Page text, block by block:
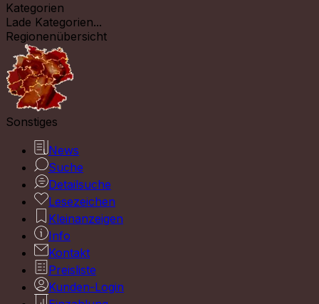
Kategorien
Lade Kategorien...
Regionenübersicht
Sonstiges
News
Suche
Detailsuche
Lesezeichen
Kleinanzeigen
Info
Kontakt
Preisliste
Kunden-Login